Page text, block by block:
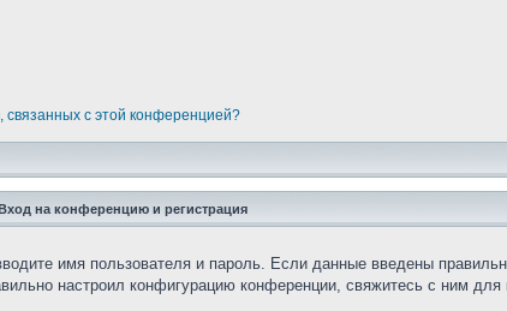
связанных с этой конференцией?
на конференцию и регистрация
имя пользователя и пароль. Если данные введены
настроил конфигурацию конференции, свяжитесь с ним для